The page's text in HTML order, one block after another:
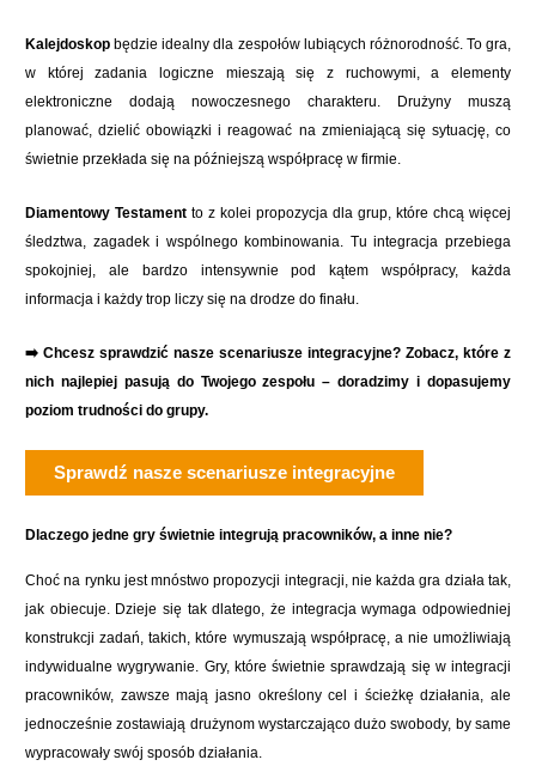
Kalejdoskop będzie idealny dla zespołów lubiących różnorodność. To gra,
w której zadania logiczne mieszają się z ruchowymi, a elementy
elektroniczne dodają nowoczesnego charakteru. Drużyny muszą
planować, dzielić obowiązki i reagować na zmieniającą się sytuację, co
świetnie przekłada się na późniejszą współpracę w firmie.
Diamentowy Testament to z kolei propozycja dla grup, które chcą więcej
śledztwa, zagadek i wspólnego kombinowania. Tu integracja przebiega
spokojniej, ale bardzo intensywnie pod kątem współpracy, każda
informacja i każdy trop liczy się na drodze do finału.
➡️ Chcesz sprawdzić nasze scenariusze integracyjne? Zobacz, które z
nich najlepiej pasują do Twojego zespołu – doradzimy i dopasujemy
poziom trudności do grupy.
Sprawdź nasze scenariusze integracyjne
Dlaczego jedne gry świetnie integrują pracowników, a inne nie?
Choć na rynku jest mnóstwo propozycji integracji, nie każda gra działa tak,
jak obiecuje. Dzieje się tak dlatego, że integracja wymaga odpowiedniej
konstrukcji zadań, takich, które wymuszają współpracę, a nie umożliwiają
indywidualne wygrywanie. Gry, które świetnie sprawdzają się w integracji
pracowników, zawsze mają jasno określony cel i ścieżkę działania, ale
jednocześnie zostawiają drużynom wystarczająco dużo swobody, by same
wypracowały swój sposób działania.